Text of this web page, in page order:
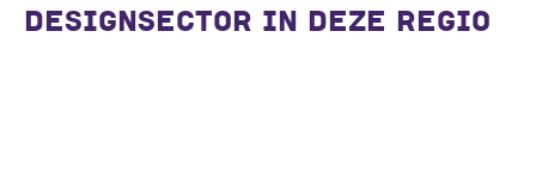
DESIGNSECTOR IN DEZE REGIO